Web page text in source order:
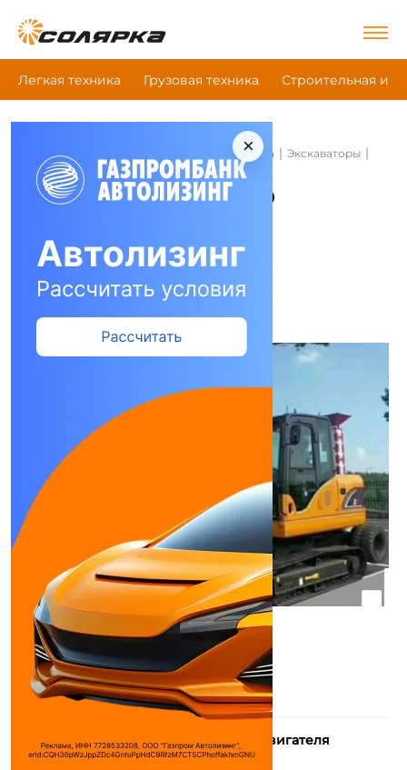
Легкая техника Грузовая техника Строительная и
×
Главная Строительная и дорожная техника | Экскаваторы |
Hzm Hzm X9
Экскаваторы Hzm Hzm X9
Количество цилиндров
Объем двигателя
3054 см³